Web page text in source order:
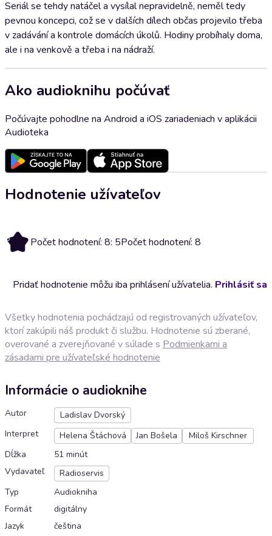
Seriál se tehdy natáčel a vysílal nepravidelně, neměl tedy
pevnou koncepci, což se v dalších dílech občas projevilo třeba
v zadávání a kontrole domácích úkolů. Hodiny probíhaly doma,
ale i na venkově a třeba i na nádraží.
Ako audioknihu počúvať
Počúvajte pohodlne na Android a iOS zariadeniach v aplikácii
Audioteka
Hodnotenie užívateľov
5 Počet hodnotení: 8: 5Počet hodnotení: 8
Pridať hodnotenie môžu iba prihlásení užívatelia. Prihlásiť sa
Všetky hodnotenia pochádzajú od registrovaných užívateľov,
ktorí zakúpili náš produkt či službu. Hodnotenie sú zberané,
overované a zverejňované v súlade s Podmienkami a
zásadami pre užívateľské hodnotenie
Informácie o audioknihe
Autor
Ladislav Dvorský
Interpret
Helena Štáchová Jan Bošela
Miloš Kirschner
Dĺžka
51 minút
Vydavateľ
Radioservis
Typ
Audiokniha
Formát
digitálny
Jazyk
čeština